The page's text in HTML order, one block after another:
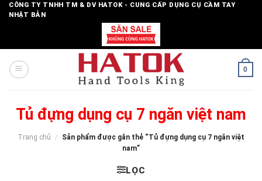
SkipCÔNG TY TNHH TM & DV HATOK - CUNG CẤP DỤNG CỤ CẦM TAY
NHẬT BẢN
0
Tủ đựng dụng cụ 7 ngăn việt nam
Trang chủ /
Sản phẩm được gắn thẻ “Tủ đựng dụng cụ 7 ngăn việt
nam”
LỌC